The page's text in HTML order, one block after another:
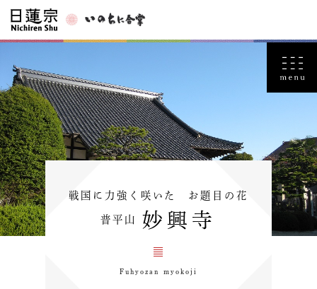
戦国に力強く咲いた お題目の花
普平山 妙興寺
Fuhyozan myokoji